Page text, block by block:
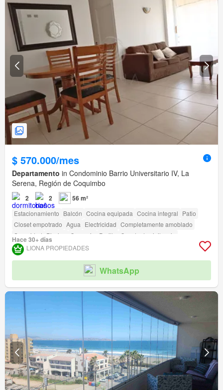
$ 570.000/mes
Departamento in Condominio Barrio Universitario IV, La
Serena, Región de Coquimbo
2 2 56 m²
Estacionamiento Balcón Cocina equipada Cocina integral Patio
Closet empotrado Agua Electricidad Completamente amoblado
Seguridad Piscina Conserje Parilla Caseta de vigilancia
Hace 30+ días
LIONA PROPIEDADES
WhatsApp